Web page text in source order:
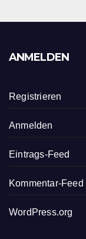
ANMELDEN
Registrieren
Anmelden
Eintrags-Feed
Kommentar-Feed
WordPress.org